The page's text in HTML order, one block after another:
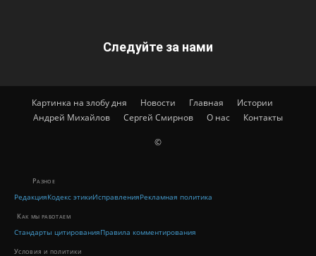
Следуйте за нами
Картинка на злобу дня Новости Главная
Истории
Андрей Михайлов
Сергей Смирнов О нас Контакты
©
Разное
РедакцияКодекс этикиИсправленияРекламная политика
Как мы работаем
Стандарты цитированияПравила комментирования
Условия и политики